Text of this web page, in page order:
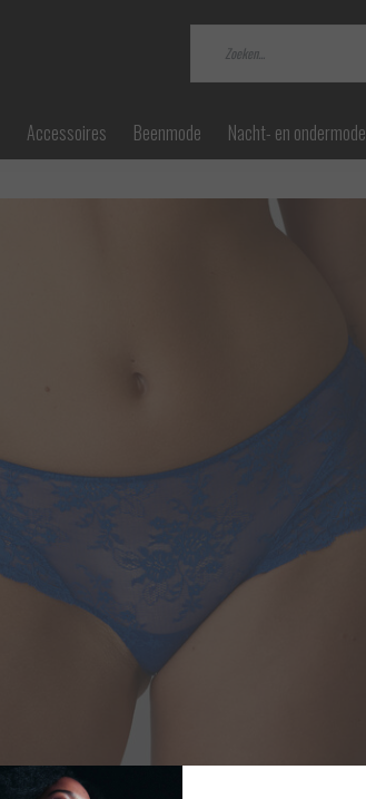
Accessoires Beenmode Nacht- en ondermode